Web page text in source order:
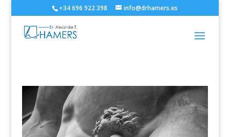
+34 696 922 398 info@drhamers.es